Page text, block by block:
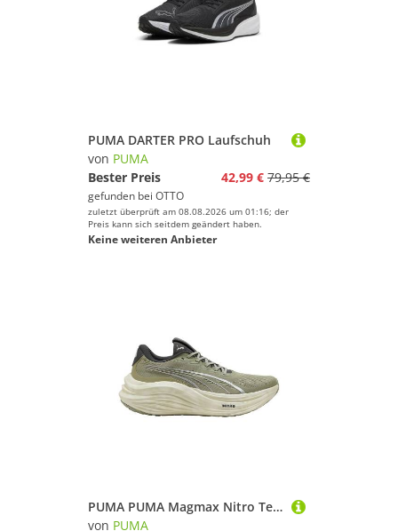
PUMA DARTER PRO Laufschuh
von PUMA
Bester Preis
42,99 € 79,95 €
gefunden bei OTTO
zuletzt überprüft am 08.08.2026 um 01:16; der
Preis kann sich seitdem geändert haben.
Keine weiteren Anbieter
PUMA PUMA Magmax Nitro Terrains Laufschuh Laufschuh
von PUMA